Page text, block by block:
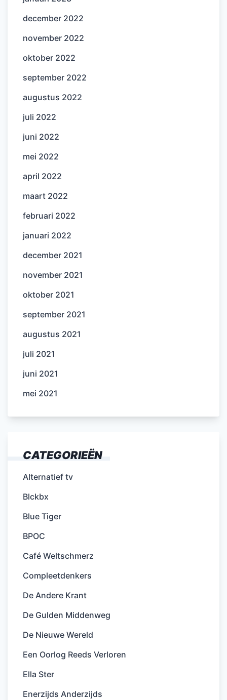
december 2022
november 2022
oktober 2022
september 2022
augustus 2022
juli 2022
juni 2022
mei 2022
april 2022
maart 2022
februari 2022
januari 2022
december 2021
november 2021
oktober 2021
september 2021
augustus 2021
juli 2021
juni 2021
mei 2021
CATEGORIEËN
Alternatief tv
Blckbx
Blue Tiger
BPOC
Café Weltschmerz
Compleetdenkers
De Andere Krant
De Gulden Middenweg
De Nieuwe Wereld
Een Oorlog Reeds Verloren
Ella Ster
Enerzijds Anderzijds